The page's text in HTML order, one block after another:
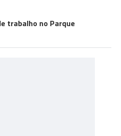
trabalho no Parque